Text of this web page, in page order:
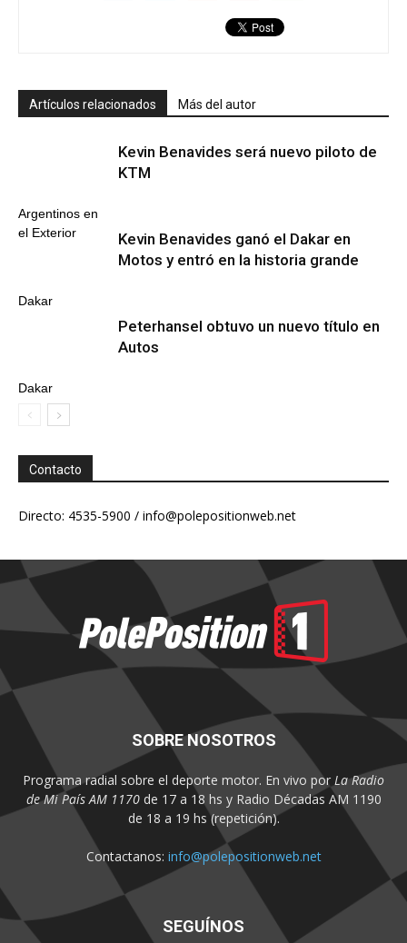
Artículos relacionados Más del autor
Argentinos en
el Exterior
Kevin Benavides será nuevo piloto de
KTM
Dakar
Kevin Benavides ganó el Dakar en
Motos y entró en la historia grande
Dakar
Peterhansel obtuvo un nuevo título en
Autos
Contacto
Directo: 4535-5900 / info@polepositionweb.net
SOBRE NOSOTROS
Programa radial sobre el deporte motor. En vivo por La Radio
de Mi País AM 1170de 17 a 18 hs y Radio Décadas AM 1190
de 18 a 19 hs (repetición).
Contactanos: info@polepositionweb.net
SEGUÍNOS